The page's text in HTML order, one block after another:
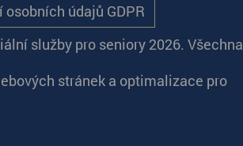
údajů GDPR
služby pro seniory 2026. Všechna
stránek a optimalizace pro